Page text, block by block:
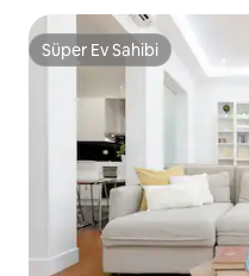
Süper Ev Sahibi
Süper Ev Sahibi